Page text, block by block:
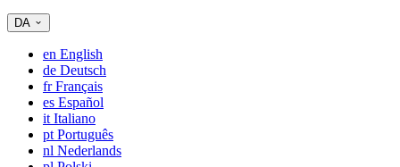
DA
en English
de Deutsch
frFrançais
es Español
it Italiano
pt Português
nl Nederlands